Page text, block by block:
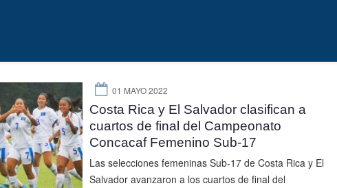
01 MAYO 2022
Costa Rica y El Salvador clasifican a
cuartos de final del Campeonato
Concacaf Femenino Sub-17
Las selecciones femeninas Sub-17 de Costa Rica y El
Salvador avanzaron a los cuartos de final del